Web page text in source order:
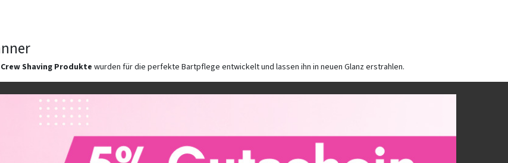
Shaving Produktewurden für die perfekte Bartpflege entwickelt und lassen ihn in neuen Glanz erstrahlen.